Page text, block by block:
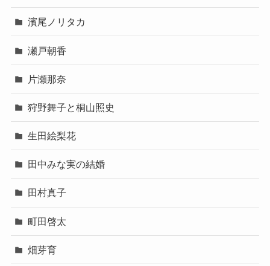
濱尾ノリタカ
瀬戸朝香
片瀬那奈
狩野舞子と桐山照史
生田絵梨花
田中みな実の結婚
田村真子
町田啓太
畑芽育